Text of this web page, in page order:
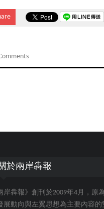
於兩岸犇報
岸犇報》創刊於2009年4月，原
展動向與左翼思想為主要內容的